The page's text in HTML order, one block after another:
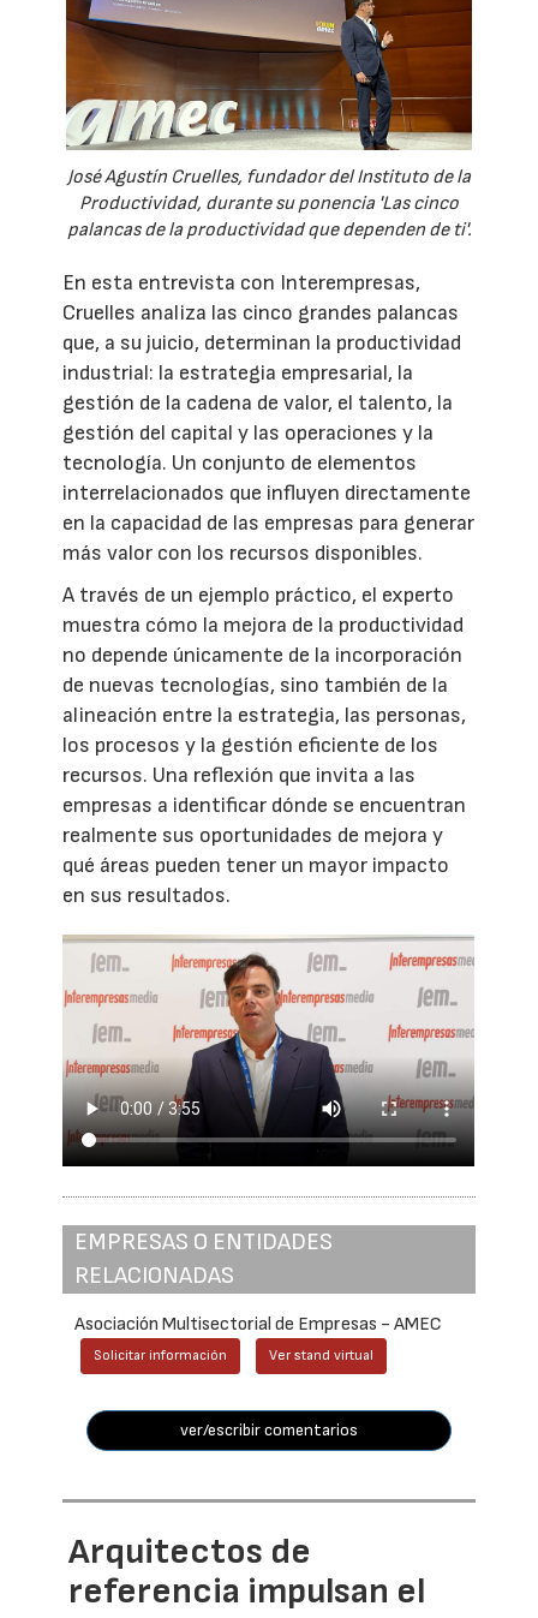
José Agustín Cruelles, fundador del Instituto de la
Productividad, durante su ponencia 'Las cinco
palancas de la productividad que dependen de ti'.
En esta entrevista con Interempresas,
Cruelles analiza las cinco grandes palancas
que, a su juicio, determinan la productividad
industrial: la estrategia empresarial, la
gestión de la cadena de valor, el talento, la
gestión del capital y las operaciones y la
tecnología. Un conjunto de elementos
interrelacionados que influyen directamente
en la capacidad de las empresas para generar
más valor con los recursos disponibles.
A través de un ejemplo práctico, el experto
muestra cómo la mejora de la productividad
no depende únicamente de la incorporación
de nuevas tecnologías, sino también de la
alineación entre la estrategia, las personas,
los procesos y la gestión eficiente de los
recursos. Una reflexión que invita a las
empresas a identificar dónde se encuentran
realmente sus oportunidades de mejora y
qué áreas pueden tener un mayor impacto
en sus resultados.
EMPRESAS O ENTIDADES
RELACIONADAS
Asociación Multisectorial de Empresas - AMEC
Solicitar información Ver stand virtual
ver/escribir comentarios
Arquitectos de
referencia impulsan el